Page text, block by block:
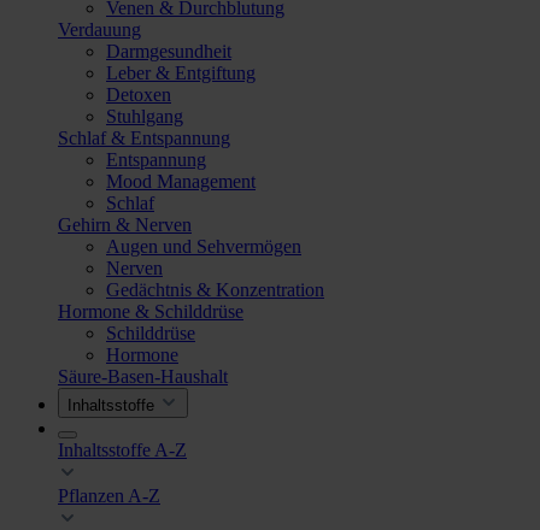
Venen & Durchblutung
Verdauung
Darmgesundheit
Leber & Entgiftung
Detoxen
Stuhlgang
Schlaf & Entspannung
Entspannung
Mood Management
Schlaf
Gehirn & Nerven
Augen und Sehvermögen
Nerven
Gedächtnis & Konzentration
Hormone & Schilddrüse
Schilddrüse
Hormone
Säure-Basen-Haushalt
Inhaltsstoffe
Inhaltsstoffe A-Z
Pflanzen A-Z